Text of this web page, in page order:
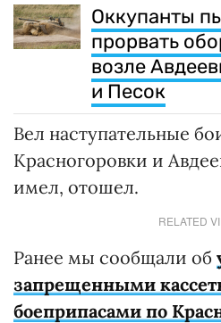
Оккупанты
прорвать
возле
и Песок
Вел наступательные
Красногоровки и
имел, отошел.
RELATED
Ранее мы сообщали об
запрещенными
боеприпасами по